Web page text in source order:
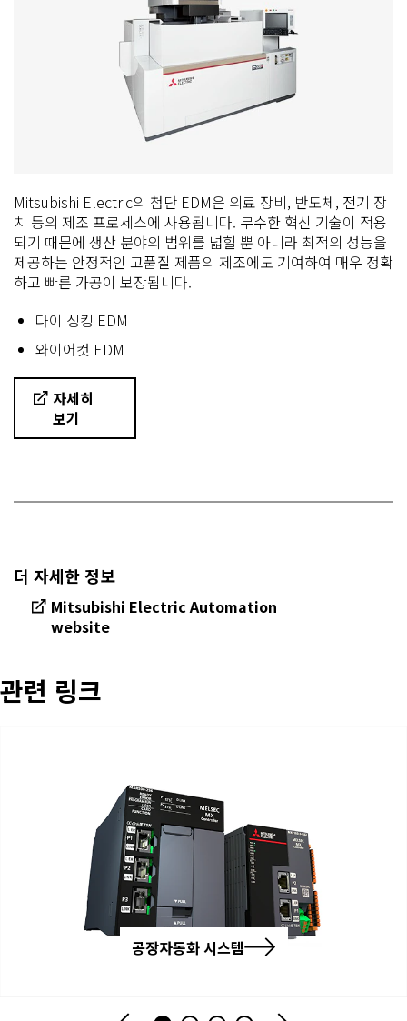
Mitsubishi Electric의 첨단 EDM은 의료 장비, 반도체, 전기 장
치 등의 제조 프로세스에 사용됩니다. 무수한 혁신 기술이 적용
되기 때문에 생산 분야의 범위를 넓힐 뿐 아니라 최적의 성능을
제공하는 안정적인 고품질 제품의 제조에도 기여하여 매우 정확
하고 빠른 가공이 보장됩니다.
다이 싱킹 EDM
와이어컷 EDM
자세히
보기
더 자세한 정보
Mitsubishi Electric Automation
website
관련 링크
공장자동화 시스템